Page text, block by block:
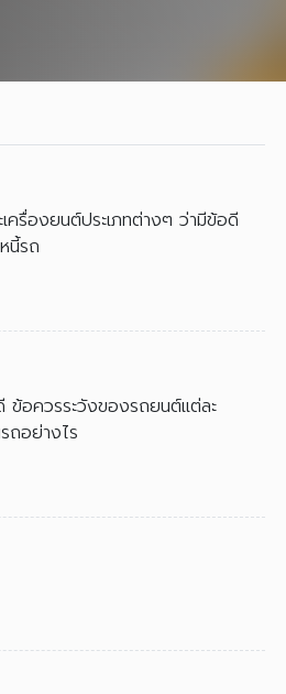
รื่องยนต์ประเภทต่างๆ ว่ามีข้อดี
นี้รถ
ข้อควรระวังของรถยนต์แต่ละ
ถอย่างไร